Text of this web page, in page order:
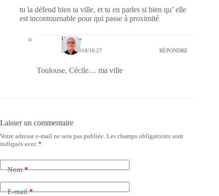
tu la défend bien ta ville, et tu en parles si bien qu’ elle
est incontournable pour qui passe à proximité
Bernie
27/05/2018/16:27 RÉPONDRE
Toulouse, Cécile… ma ville
Laisser un commentaire
Votre adresse e-mail ne sera pas publiée. Les champs obligatoires sont
indiqués avec *
Nom*
E-mail*